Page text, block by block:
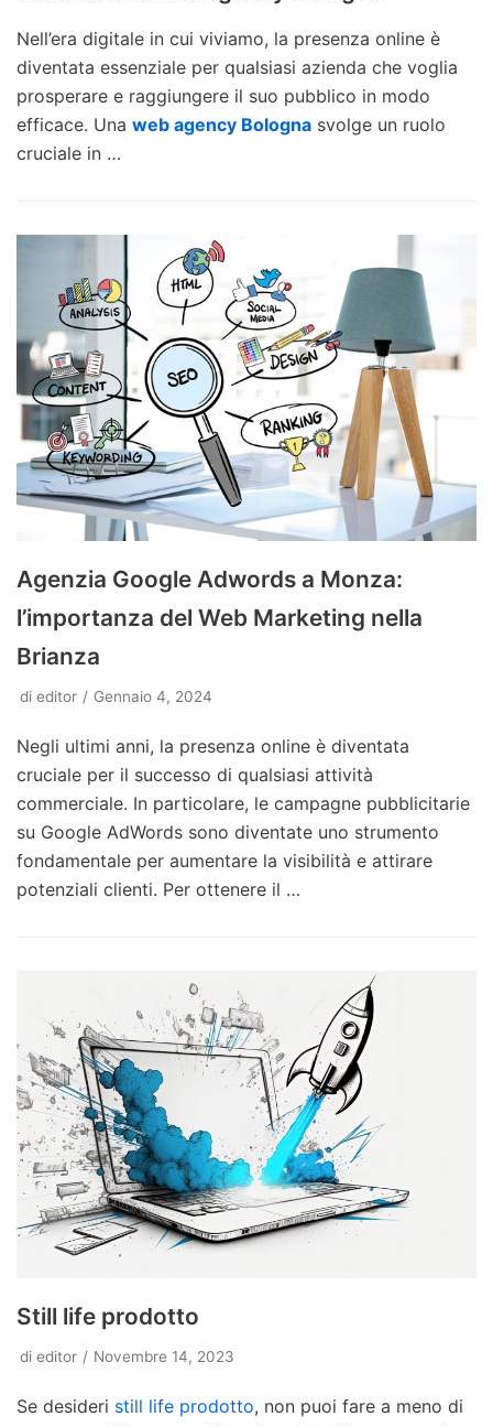
Nell’era digitale in cui viviamo, la presenza online è
diventata essenziale per qualsiasi azienda che voglia
prosperare e raggiungere il suo pubblico in modo
efficace. Una web agency Bologna svolge un ruolo
cruciale in …
Agenzia Google Adwords a Monza:
l’importanza del Web Marketing nella
Brianza
di editor Gennaio 4, 2024
Negli ultimi anni, la presenza online è diventata
cruciale per il successo di qualsiasi attività
commerciale. In particolare, le campagne pubblicitarie
su Google AdWords sono diventate uno strumento
fondamentale per aumentare la visibilità e attirare
potenziali clienti. Per ottenere il …
Still life prodotto
di editor Novembre 14, 2023
Se desideri still life prodotto, non puoi fare a meno di